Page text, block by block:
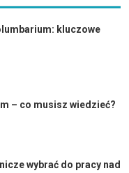
kluczowe
– co musisz wiedzieć?
wybrać do pracy nad